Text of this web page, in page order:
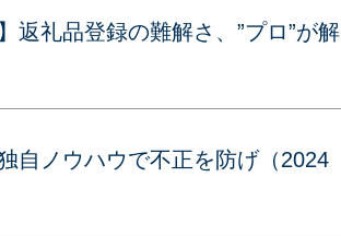
返礼品登録の難解さ、”プロ”が解
自ノウハウで不正を防げ（2024